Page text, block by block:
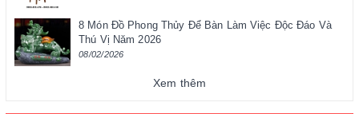
8 Món Đồ Phong Thủy Để Bàn Làm Việc Độc Đáo Và
Thú Vị Năm 2026
08/02/2026
Xem thêm